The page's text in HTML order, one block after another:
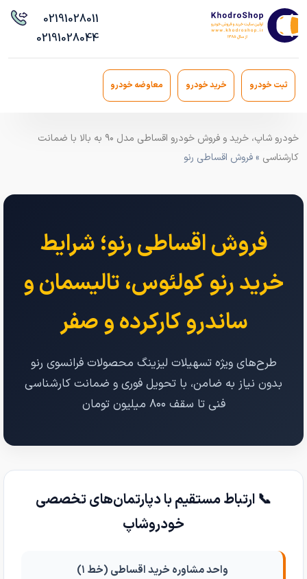
02191028011
02191028044
ثبت خودرو خرید خودرو معاوضه خودرو
خودرو شاپ، خرید و فروش خودرو اقساطی مدل ۹۰ به بالا با ضمانت
کارشناسی » فروش اقساطی رنو
فروش اقساطی رنو؛ شرایط
خرید رنو کولئوس، تالیسمان و
ساندرو کارکرده و صفر
طرح‌های ویژه تسهیلات لیزینگ محصولات فرانسوی رنو
بدون نیاز به ضامن، با تحویل فوری و ضمانت کارشناسی
فنی تا سقف ۸۰۰ میلیون تومان
📞 ارتباط مستقیم با دپارتمان‌های تخصصی
خودروشاپ
واحد مشاوره خرید اقساطی (خط ۱)